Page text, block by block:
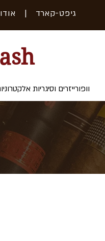
גיפט-קארד |
ash
וופורייזרים וסיגריות